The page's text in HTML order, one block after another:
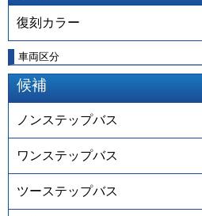
復刻カラー
車両区分
候補
ノンステップバス
ワンステップバス
ツーステップバス